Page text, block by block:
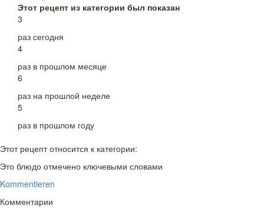
Этот рецепт из категории был показан
3
раз сегодня
4
раз в прошлом месяце
6
раз на прошлой неделе
5
раз в прошлом году
Этот рецепт относится к категории:
Это блюдо отмечено ключевыми словами
Kommentieren
Комментарии